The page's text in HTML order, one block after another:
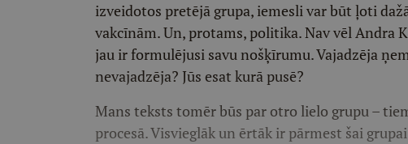
izveidotos pretējā grupa, iemesli var būt ļoti
vakcīnām. Un, protams, politika. Nav vēl Andra
jau ir formulējusi savu nošķīrumu. Vajadzēja
nevajadzēja? Jūs esat kurā pusē?
Mans teksts tomēr būs par otro lielo grupu –
procesā. Visvieglāk un ērtāk ir pārmest šai